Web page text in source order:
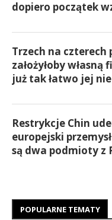
dopiero początek
Trzech na czterech
założyłoby
już tak łatwo jej
Restrykcje Chin
europejski
są dwa podmioty z
POPULARNE TEMATY